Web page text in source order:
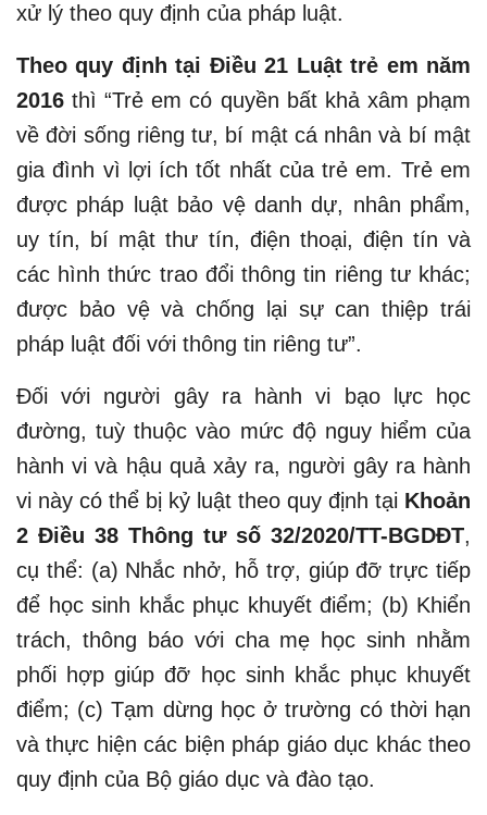
xử lý theo quy định của pháp luật.
Theo quy định tại Điều 21 Luật trẻ em năm
2016 thì “Trẻ em có quyền bất khả xâm phạm
về đời sống riêng tư, bí mật cá nhân và bí mật
gia đình vì lợi ích tốt nhất của trẻ em. Trẻ em
được pháp luật bảo vệ danh dự, nhân phẩm,
uy tín, bí mật thư tín, điện thoại, điện tín và
các hình thức trao đổi thông tin riêng tư khác;
được bảo vệ và chống lại sự can thiệp trái
pháp luật đối với thông tin riêng tư”.
Đối với người gây ra hành vi bạo lực học
đường, tuỳ thuộc vào mức độ nguy hiểm của
hành vi và hậu quả xảy ra, người gây ra hành
vi này có thể bị kỷ luật theo quy định tại Khoản
2 Điều 38 Thông tư số 32/2020/TT-BGDĐT,
cụ thể: (a) Nhắc nhở, hỗ trợ, giúp đỡ trực tiếp
để học sinh khắc phục khuyết điểm; (b) Khiển
trách, thông báo với cha mẹ học sinh nhằm
phối hợp giúp đỡ học sinh khắc phục khuyết
điểm; (c) Tạm dừng học ở trường có thời hạn
và thực hiện các biện pháp giáo dục khác theo
quy định của Bộ giáo dục và đào tạo.